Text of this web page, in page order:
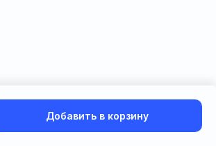
Добавить в корзину